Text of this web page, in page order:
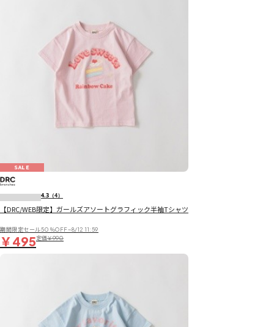
SALE
4.3 （4）
【DRC/WEB限定】ガールズアソートグラフィック半袖Tシャツ
期間限定セール50％OFF~8/12 11:59
￥495定価￥990